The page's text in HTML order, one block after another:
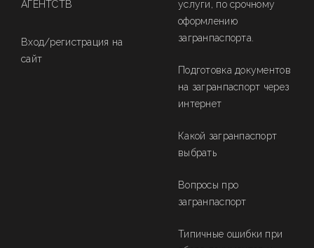
АГЕНТСТВ
Вход/регистрация на
сайт
услуги, по срочному
оформлению
загранпаспорта.
Подготовка документов
на загранпаспорт через
интернет
Какой загранпаспорт
выбрать
Вопросы про
загранпаспорт
Типичные ошибки при